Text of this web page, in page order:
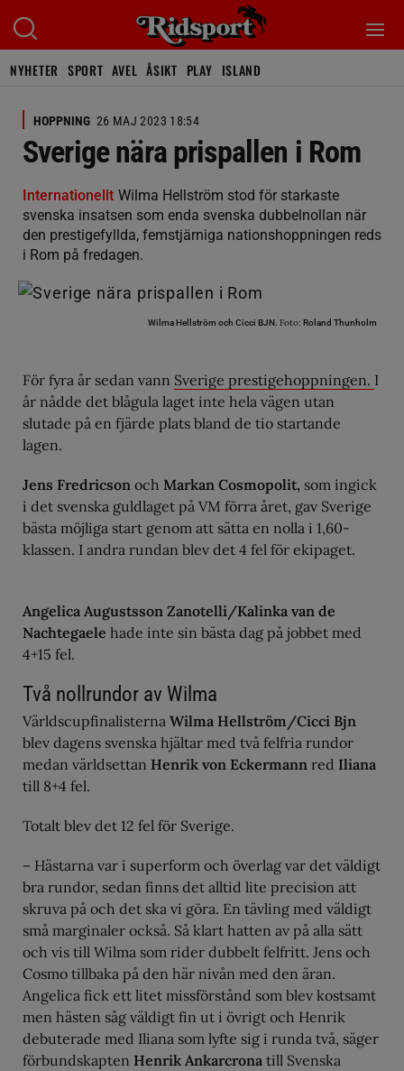
NYHETER SPORT AVEL ÅSIKT PLAY ISLAND
HOPPNING 26 MAJ 2023 18:54
Sverige nära prispallen i Rom
Internationellt Wilma Hellström stod för starkaste
svenska insatsen som enda svenska dubbelnollan när
den prestigefyllda, femstjärniga nationshoppningen reds
i Rom på fredagen.
Wilma Hellström och Cicci BJN. Foto: Roland Thunholm
För fyra år sedan vann Sverige prestigehoppningen. I
år nådde det blågula laget inte hela vägen utan
slutade på en fjärde plats bland de tio startande
lagen.
Jens Fredricson och Markan Cosmopolit, som ingick
i det svenska guldlaget på VM förra året, gav Sverige
bästa möjliga start genom att sätta en nolla i 1,60-
klassen. I andra rundan blev det 4 fel för ekipaget.
Angelica Augustsson Zanotelli/Kalinka van de
Nachtegaele hade inte sin bästa dag på jobbet med
4+15 fel.
Två nollrundor av Wilma
Världscupfinalisterna Wilma Hellström/Cicci Bjn
blev dagens svenska hjältar med två felfria rundor
medan världsettan Henrik von Eckermann red Iliana
till 8+4 fel.
Totalt blev det 12 fel för Sverige.
– Hästarna var i superform och överlag var det väldigt
bra rundor, sedan finns det alltid lite precision att
skruva på och det ska vi göra. En tävling med väldigt
små marginaler också. Så klart hatten av på alla sätt
och vis till Wilma som rider dubbelt felfritt. Jens och
Cosmo tillbaka på den här nivån med den äran.
Angelica fick ett litet missförstånd som blev kostsamt
men hästen såg väldigt fin ut i övrigt och Henrik
debuterade med Iliana som lyfte sig i runda två, säger
förbundskapten Henrik Ankarcrona till Svenska